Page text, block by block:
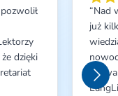
dzięki
“Nad
już